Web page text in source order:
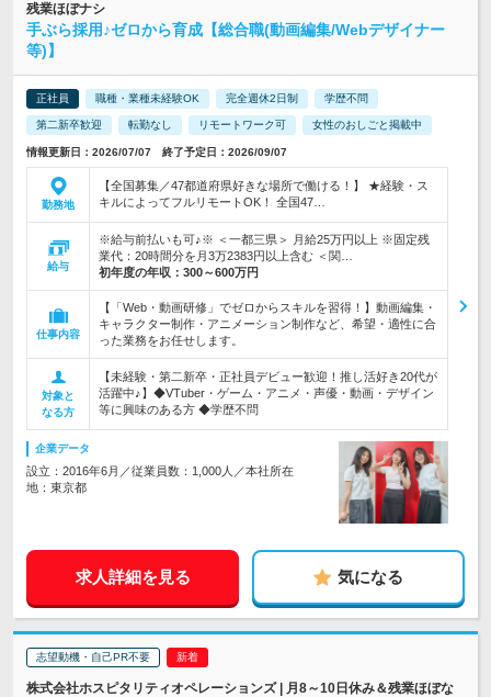
残業ほぼナシ
手ぶら採用♪ゼロから育成【総合職(動画編集/Webデザイナー
等)】
正社員 職種・業種未経験OK 完全週休2日制 学歴不問
第二新卒歓迎 転勤なし リモートワーク可 女性のおしごと掲載中
情報更新日：2026/07/07 終了予定日：2026/09/07
勤務地
【全国募集／47都道府県好きな場所で働ける！】 ★経験・ス
キルによってフルリモートOK！ 全国47…
給与
※給与前払いも可♪※ ＜一都三県＞ 月給25万円以上 ※固定残
業代：20時間分を月3万2383円以上含む ＜関…
初年度の年収： 300～600万円
仕事内容
【「Web・動画研修」でゼロからスキルを習得！】動画編集・
キャラクター制作・アニメーション制作など、希望・適性に合
った業務をお任せします。
対象と
なる方
【未経験・第二新卒・正社員デビュー歓迎！推し活好き20代が
活躍中♪】◆VTuber・ゲーム・アニメ・声優・動画・デザイン
等に興味のある方 ◆学歴不問
企業データ
設立：2016年6月／従業員数：1,000人／本社所在
地：東京都
求人詳細を見る 気になる
志望動機・自己PR不要
株式会社ホスピタリティオペレーションズ | 月8～10日休み＆残業ほぼな